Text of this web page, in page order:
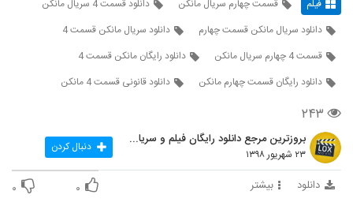
فیلم قسمت چهارم سریال مانکن
دانلود قسمت 4 سریال مانکن
دانلود سریال مانکن قسمت چهارم
دانلود سریال مانکن قسمت 4
قسمت 4 چهارم سریال مانکن
دانلود رایگان مانکن قسمت 4
دانلود رایگان قسمت چهارم مانکن
دانلود قانونی قسمت 4 مانکن
۲۴۳
بروزترین مرجع دانلود رایگان فیلم و سریال ایرانی
۲۳ شهریور ۱۳۹۸ دنبال کردن
دانلود بیشتر ۰ ۰